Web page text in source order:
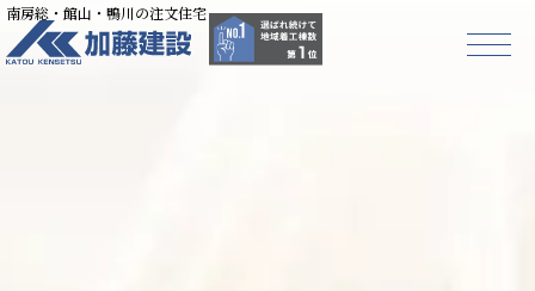
南房総・館山・鴨川の注文住宅